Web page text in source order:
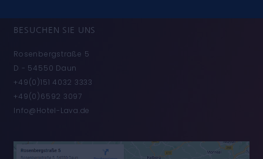
BESUCHEN SIE UNS
Rosenbergstraße 5
D - 54550 Daun
+49(0)151 4032 3333
+49(0)6592 3097
Info@Hotel-Lava.de